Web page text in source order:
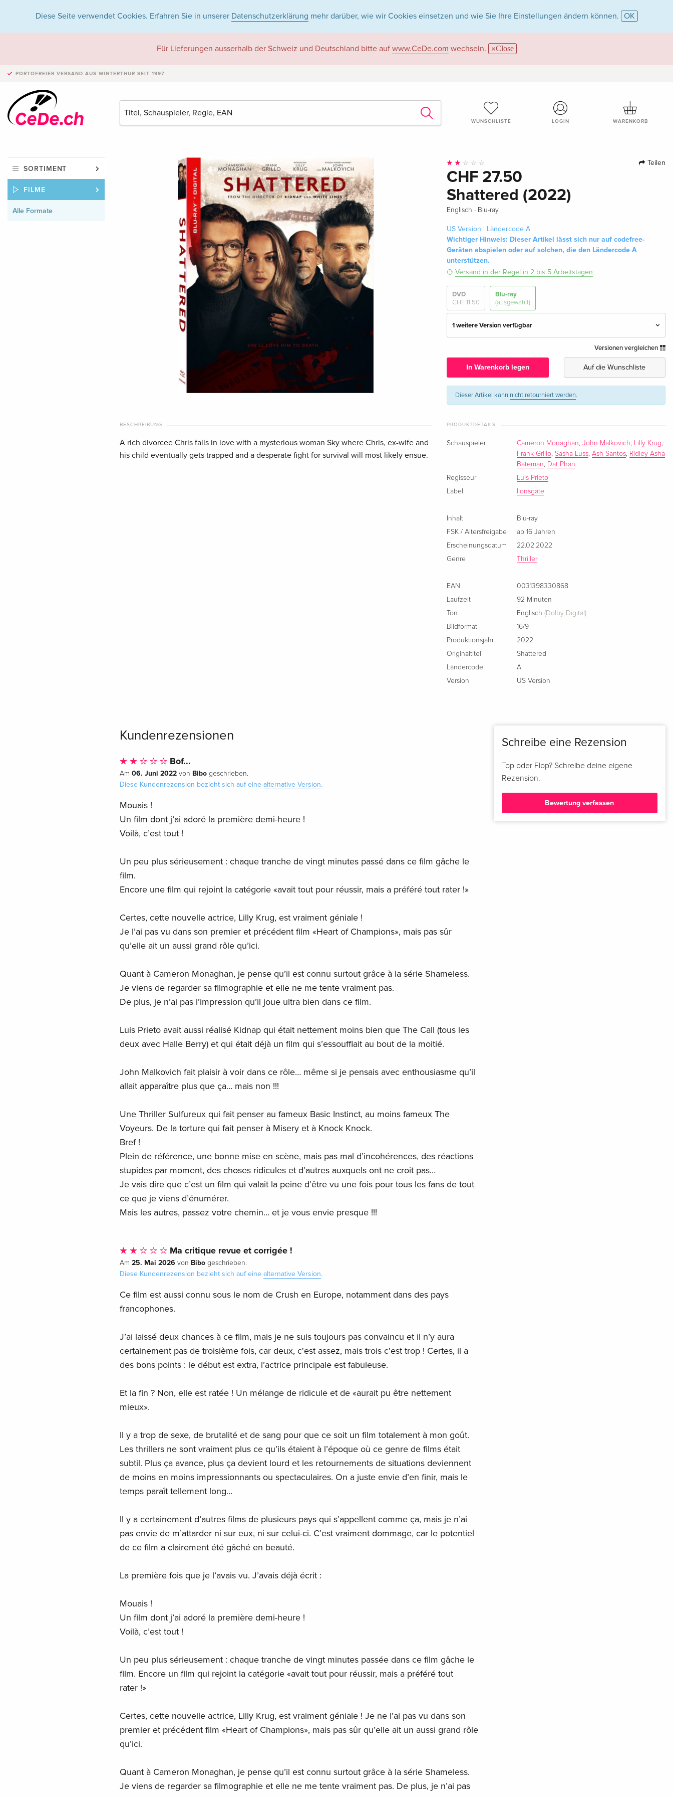
Diese Seite verwendet Cookies. Erfahren Sie in unserer Datenschutzerklärung mehr darüber, wie wir Cookies einsetzen und wie Sie Ihre Einstellungen ändern können. OK
Für Lieferungen ausserhalb der Schweiz und Deutschland bitte auf www.CeDe.com wechseln. Close
PORTOFREIER VERSAND AUS WINTERTHUR SEIT 1997
WUNSCHLISTE LOGIN WARENKORB
SORTIMENT
FILME
Alle Formate
Teilen
CHF 27.50
Shattered (2022)
Englisch · Blu-ray
US Version | Ländercode A
Wichtiger Hinweis: Dieser Artikel lässt sich nur auf codefree-
Geräten abspielen oder auf solchen, die den Ländercode A
unterstützen.
Versand in der Regel in 2 bis 5 Arbeitstagen
DVD
CHF 11.50
Blu-ray
(ausgewählt)
1 weitere Version verfügbar
Deutsch
CHF 18.50
Standard Edition — (ausgewählt)
Englisch · US Version
CHF 27.50
Versionen vergleichen
In Warenkorb legen Auf die Wunschliste
Dieser Artikel kann nicht retourniert werden.
BESCHREIBUNG
A rich divorcee Chris falls in love with a mysterious woman Sky where Chris, ex-wife and
his child eventually gets trapped and a desperate fight for survival will most likely ensue.
PRODUKTDETAILS
Schauspieler Cameron Monaghan,John Malkovich, Lilly Krug,
Frank Grillo,Sasha Luss,Ash Santos, Ridley Asha
Bateman, Dat Phan
Regisseur
Luis Prieto
Label
lionsgate
Inhalt
Blu-ray
FSK / Altersfreigabe
ab 16 Jahren
Erscheinungsdatum
22.02.2022
Genre
Thriller
EAN
0031398330868
Laufzeit
92 Minuten
Ton
Englisch (Dolby Digital)
Bildformat
16/9
Produktionsjahr
2022
Originaltitel
Shattered
Ländercode
A
Version
US Version
Kundenrezensionen
Bof...
Am 06. Juni 2022von Bibogeschrieben.
Diese Kundenrezension bezieht sich auf eine alternative Version.
Mouais !
Un film dont j’ai adoré la première demi-heure !
Voilà, c’est tout !
Un peu plus sérieusement : chaque tranche de vingt minutes passé dans ce film gâche le
film.
Encore une film qui rejoint la catégorie «avait tout pour réussir, mais a préféré tout rater !»
Certes, cette nouvelle actrice, Lilly Krug, est vraiment géniale !
Je l’ai pas vu dans son premier et précédent film «Heart of Champions», mais pas sûr
qu’elle ait un aussi grand rôle qu’ici.
Quant à Cameron Monaghan, je pense qu’il est connu surtout grâce à la série Shameless.
Je viens de regarder sa filmographie et elle ne me tente vraiment pas.
De plus, je n’ai pas l’impression qu’il joue ultra bien dans ce film.
Luis Prieto avait aussi réalisé Kidnap qui était nettement moins bien que The Call (tous les
deux avec Halle Berry) et qui était déjà un film qui s’essoufflait au bout de la moitié.
John Malkovich fait plaisir à voir dans ce rôle… même si je pensais avec enthousiasme qu’il
allait apparaître plus que ça… mais non !!!
Une Thriller Sulfureux qui fait penser au fameux Basic Instinct, au moins fameux The
Voyeurs. De la torture qui fait penser à Misery et à Knock Knock.
Bref !
Plein de référence, une bonne mise en scène, mais pas mal d’incohérences, des réactions
stupides par moment, des choses ridicules et d’autres auxquels ont ne croit pas…
Je vais dire que c’est un film qui valait la peine d’être vu une fois pour tous les fans de tout
ce que je viens d’énumérer.
Mais les autres, passez votre chemin… et je vous envie presque !!!
Ma critique revue et corrigée !
Am 25. Mai 2026 von Bibogeschrieben.
Diese Kundenrezension bezieht sich auf eine alternative Version.
Ce film est aussi connu sous le nom de Crush en Europe, notamment dans des pays
francophones.
J’ai laissé deux chances à ce film, mais je ne suis toujours pas convaincu et il n’y aura
certainement pas de troisième fois, car deux, c'est assez, mais trois c'est trop ! Certes, il a
des bons points : le début est extra, l’actrice principale est fabuleuse.
Et la fin ? Non, elle est ratée ! Un mélange de ridicule et de «aurait pu être nettement
mieux».
Il y a trop de sexe, de brutalité et de sang pour que ce soit un film totalement à mon goût.
Les thrillers ne sont vraiment plus ce qu’ils étaient à l’époque où ce genre de films était
subtil. Plus ça avance, plus ça devient lourd et les retournements de situations deviennent
de moins en moins impressionnants ou spectaculaires. On a juste envie d’en finir, mais le
temps paraît tellement long…
Il y a certainement d’autres films de plusieurs pays qui s’appellent comme ça, mais je n’ai
pas envie de m’attarder ni sur eux, ni sur celui-ci. C’est vraiment dommage, car le potentiel
de ce film a clairement été gâché en beauté.
La première fois que je l’avais vu. J’avais déjà écrit :
Mouais !
Un film dont j’ai adoré la première demi-heure !
Voilà, c’est tout !
Un peu plus sérieusement : chaque tranche de vingt minutes passée dans ce film gâche le
film. Encore un film qui rejoint la catégorie «avait tout pour réussir, mais a préféré tout
rater !»
Certes, cette nouvelle actrice, Lilly Krug, est vraiment géniale ! Je ne l’ai pas vu dans son
premier et précédent film «Heart of Champions», mais pas sûr qu’elle ait un aussi grand rôle
qu’ici.
Quant à Cameron Monaghan, je pense qu’il est connu surtout grâce à la série Shameless.
Je viens de regarder sa filmographie et elle ne me tente vraiment pas. De plus, je n’ai pas
Schreibe eine Rezension
Top oder Flop? Schreibe deine eigene
Rezension.
Bewertung verfassen